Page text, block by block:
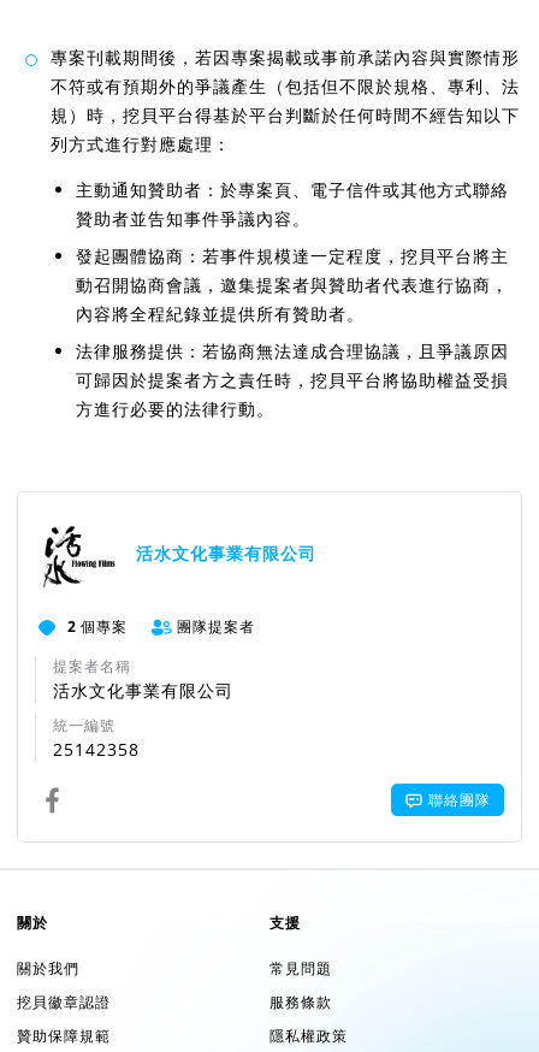
專案刊載期間後，若因專案揭載或事前承諾內容與實際情形
不符或有預期外的爭議產生（包括但不限於規格、專利、法
規）時，挖貝平台得基於平台判斷於任何時間不經告知以下
列方式進行對應處理：
主動通知贊助者：於專案頁、電子信件或其他方式聯絡
贊助者並告知事件爭議內容。
發起團體協商：若事件規模達一定程度，挖貝平台將主
動召開協商會議，邀集提案者與贊助者代表進行協商，
內容將全程紀錄並提供所有贊助者。
法律服務提供：若協商無法達成合理協議，且爭議原因
可歸因於提案者方之責任時，挖貝平台將協助權益受損
方進行必要的法律行動。
活水文化事業有限公司
2 個專案
團隊提案者
提案者名稱
活水文化事業有限公司
統一編號
25142358
聯絡團隊
關於
關於我們
挖貝徽章認證
贊助保障規範
支援
常見問題
服務條款
隱私權政策